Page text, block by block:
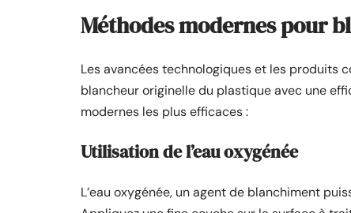
Méthodes modernes pour
Les avancées technologiques et les produits
blancheur originelle du plastique avec une
modernes les plus efficaces :
Utilisation de l’eau oxygénée
L’eau oxygénée, un agent de blanchiment